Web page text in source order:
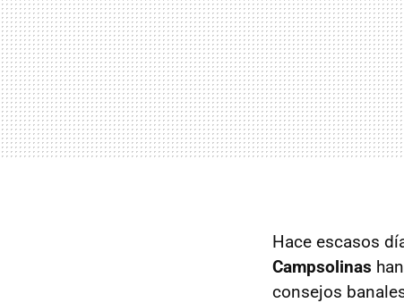
Hace escasos
Campsolinas
consejos